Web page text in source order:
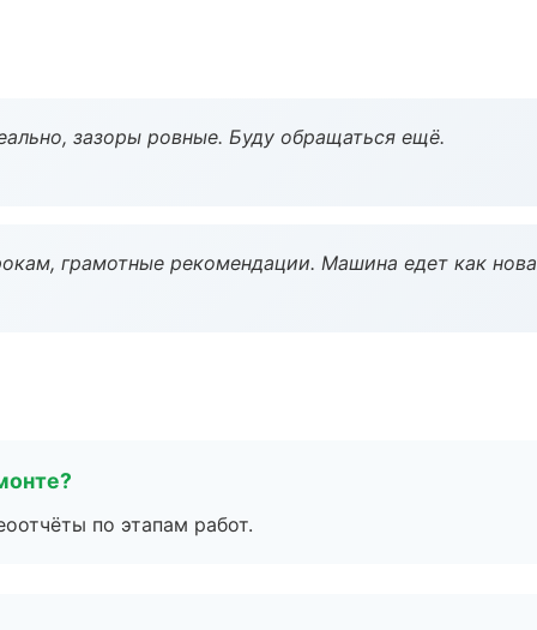
зазоры ровные. Буду обращаться ещё.
грамотные рекомендации. Машина едет как
по этапам работ.